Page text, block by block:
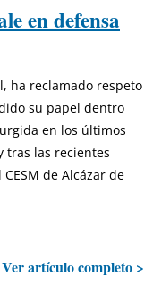
en defensa
ha reclamado respeto
su papel dentro
en los últimos
tras las recientes
de Alcázar de
Ver artículo completo >